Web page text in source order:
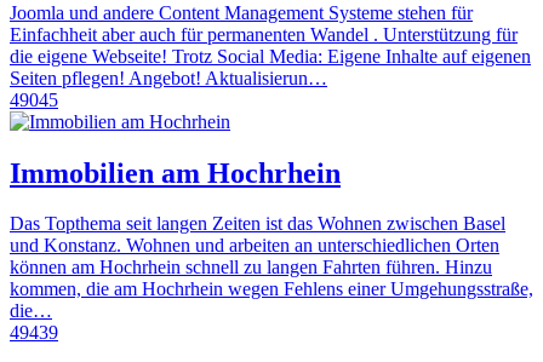
Joomla und andere Content Management Systeme stehen für
Einfachheit aber auch für permanenten Wandel . Unterstützung für
die eigene Webseite! Trotz Social Media: Eigene Inhalte auf eigenen
Seiten pflegen! Angebot! Aktualisierun…
49045
Immobilien am Hochrhein
Das Topthema seit langen Zeiten ist das Wohnen zwischen Basel
und Konstanz. Wohnen und arbeiten an unterschiedlichen Orten
können am Hochrhein schnell zu langen Fahrten führen. Hinzu
kommen, die am Hochrhein wegen Fehlens einer Umgehungsstraße,
die…
49439